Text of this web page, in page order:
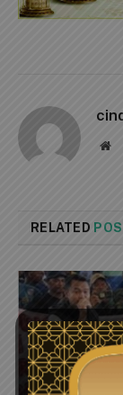
RELATED